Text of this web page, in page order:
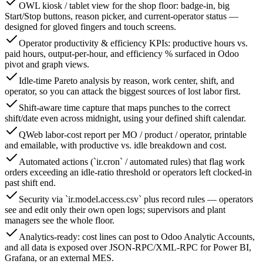
OWL kiosk / tablet view for the shop floor: badge-in, big
Start/Stop buttons, reason picker, and current-operator status —
designed for gloved fingers and touch screens.
Operator productivity & efficiency KPIs: productive hours vs.
paid hours, output-per-hour, and efficiency % surfaced in Odoo
pivot and graph views.
Idle-time Pareto analysis by reason, work center, shift, and
operator, so you can attack the biggest sources of lost labor first.
Shift-aware time capture that maps punches to the correct
shift/date even across midnight, using your defined shift calendar.
QWeb labor-cost report per MO / product / operator, printable
and emailable, with productive vs. idle breakdown and cost.
Automated actions (`ir.cron` / automated rules) that flag work
orders exceeding an idle-ratio threshold or operators left clocked-in
past shift end.
Security via `ir.model.access.csv` plus record rules — operators
see and edit only their own open logs; supervisors and plant
managers see the whole floor.
Analytics-ready: cost lines can post to Odoo Analytic Accounts,
and all data is exposed over JSON-RPC/XML-RPC for Power BI,
Grafana, or an external MES.